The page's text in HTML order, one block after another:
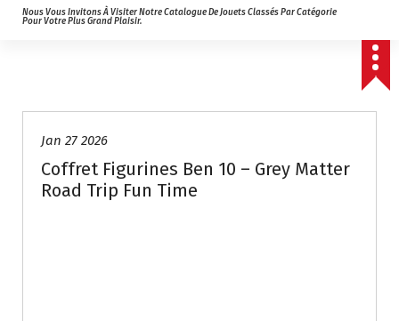
Nous Vous Invitons À Visiter Notre Catalogue De Jouets Classés Par Catégorie
Pour Votre Plus Grand Plaisir.
Jan 27 2026
Coffret Figurines Ben 10 – Grey Matter
Road Trip Fun Time